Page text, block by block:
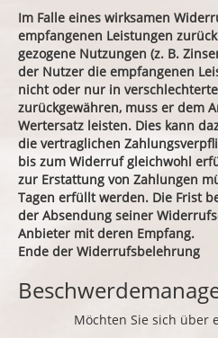
Im Falle eines wirksamen
empfangenen Leistungen
gezogene Nutzungen (z. B.
der Nutzer die empfangenen
nicht oder nur in
zurückgewähren, muss er dem
Wertersatz leisten. Dies kann
die vertraglichen
bis zum Widerruf gleichwohl
zur Erstattung von Zahlungen
Tagen erfüllt werden. Die Frist
der Absendung seiner
Anbieter mit deren Empfang.
Ende der Widerrufsbelehrung
Möchten Sie sich über